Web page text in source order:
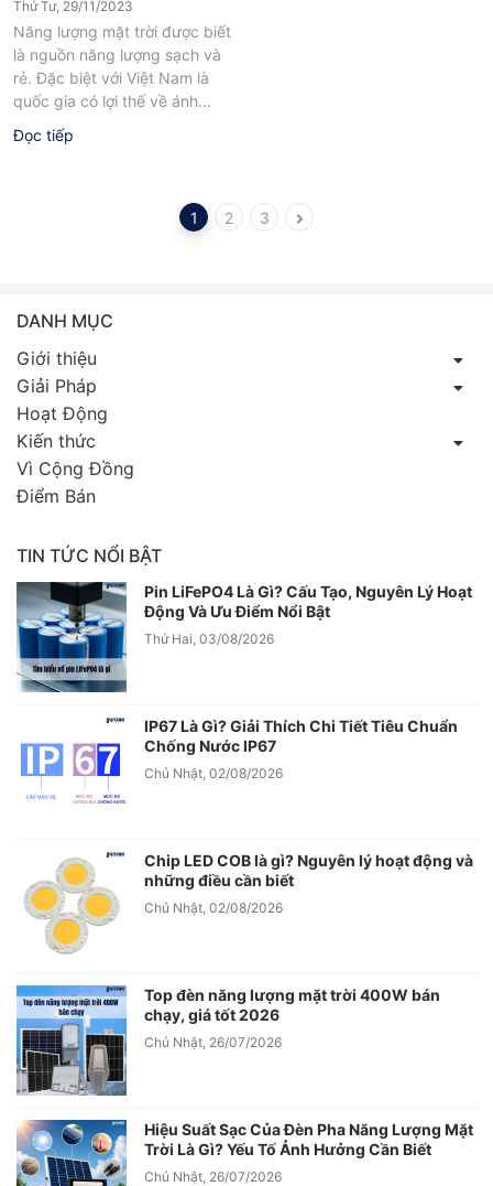
Thứ Tư, 29/11/2023
Năng lượng mặt trời được biết
là nguồn năng lượng sạch và
rẻ. Đặc biệt với Việt Nam là
quốc gia có lợi thế về ánh...
Đọc tiếp
1 2 3
DANH MỤC
Giới thiệu
Giải Pháp
Hoạt Động
Kiến thức
Vì Cộng Đồng
Điểm Bán
TIN TỨC NỔI BẬT
Pin LiFePO4 Là Gì? Cấu Tạo, Nguyên Lý Hoạt
Động Và Ưu Điểm Nổi Bật
Thứ Hai, 03/08/2026
IP67 Là Gì? Giải Thích Chi Tiết Tiêu Chuẩn
Chống Nước IP67
Chủ Nhật, 02/08/2026
Chip LED COB là gì? Nguyên lý hoạt động và
những điều cần biết
Chủ Nhật, 02/08/2026
Top đèn năng lượng mặt trời 400W bán
chạy, giá tốt 2026
Chủ Nhật, 26/07/2026
Hiệu Suất Sạc Của Đèn Pha Năng Lượng Mặt
Trời Là Gì? Yếu Tố Ảnh Hưởng Cần Biết
Chủ Nhật, 26/07/2026